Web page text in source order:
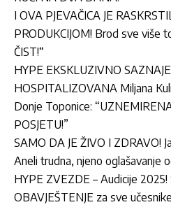
I OVA PJEVAČICA JE
PRODUKCIJOM! Brod sve više
ČIST!“
HYPE EKSKLUZIVNO
HOSPITALIZOVANA Miljana
Donje Toponice:
POSJETU!”
SAMO DA JE ŽIVO I ZDRAVO!
Aneli trudna, njeno oglašavanje
HYPE ZVEZDE – Audicije 2025!
OBAVJEŠTENJE za sve